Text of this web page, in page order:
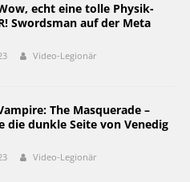
echt eine tolle Physik-
Swordsman auf der Meta
Video-Legionär
The Masquerade –
die dunkle Seite von Venedig
Video-Legionär